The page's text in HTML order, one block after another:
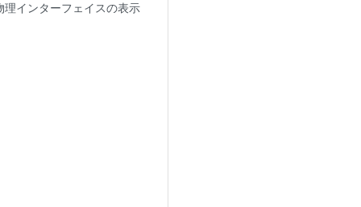
理インターフェイスの表示